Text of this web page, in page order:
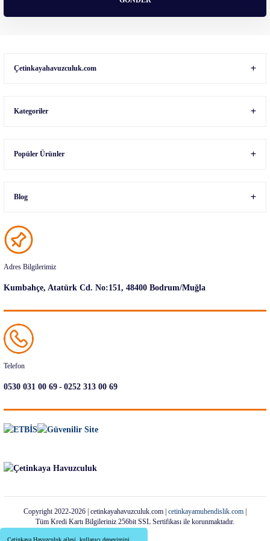
Çetinkaya Havuzculuk ailesi, kullanıcı deneyimini
Çetinkayahavuzculuk.com
Kategoriler
Popüler Ürünler
Blog
Adres Bilgilerimiz
Kumbahçe, Atatürk Cd. No:151, 48400 Bodrum/Muğla
Telefon
0530 031 00 69-0252 313 00 69
Copyright 2022-2026 | cetinkayahavuzculuk.com | cetinkayamuhendislik.com
Tüm Kredi Kartı Bilgileriniz 256bit SSL Sertifikası ile korunmaktadır.